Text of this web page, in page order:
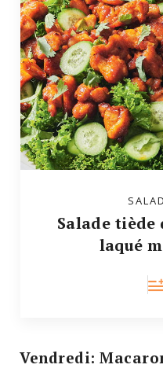
Salade
laqué
Vendredi: